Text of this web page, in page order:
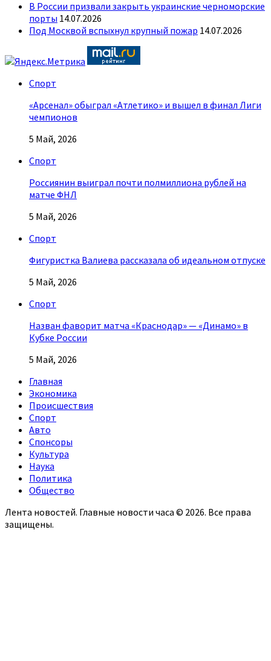
В России призвали закрыть украинские черноморские
порты 14.07.2026
Под Москвой вспыхнул крупный пожар 14.07.2026
Спорт
«Арсенал» обыграл «Атлетико» и вышел в финал Лиги
чемпионов
5 Май, 2026
Спорт
Россиянин выиграл почти полмиллиона рублей на
матче ФНЛ
5 Май, 2026
Спорт
Фигуристка Валиева рассказала об идеальном отпуске
5 Май, 2026
Спорт
Назван фаворит матча «Краснодар» — «Динамо» в
Кубке России
5 Май, 2026
Главная
Экономика
Происшествия
Спорт
Авто
Спонсоры
Культура
Наука
Политика
Общество
Лента новостей. Главные новости часа © 2026. Все права
защищены.